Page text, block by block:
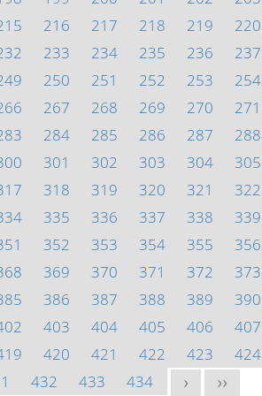
216 217 218 219 220
233 234 235 236 237
250 251 252 253 254
267 268 269 270 271
284 285 286 287 288
301 302 303 304 305
318 319 320 321 322
335 336 337 338 339
352 353 354 355 356
369 370 371 372 373
386 387 388 389 390
403 404 405 406 407
420 421 422 423 424
432 433 434 > >>